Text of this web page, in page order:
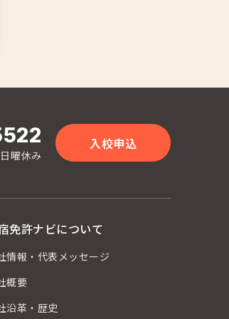
曜休み
入校申込
免許ナビについて
情報・代表メッセージ
概要
沿革・歴史